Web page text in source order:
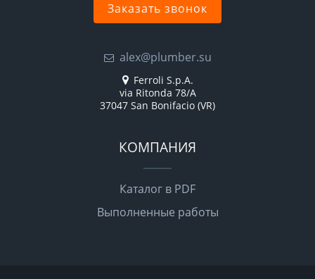
Заказать звонок
alex@plumber.su
Ferroli S.p.A.
via Ritonda 78/A
37047 San Bonifacio (VR)
КОМПАНИЯ
Каталог в PDF
Выполненные работы